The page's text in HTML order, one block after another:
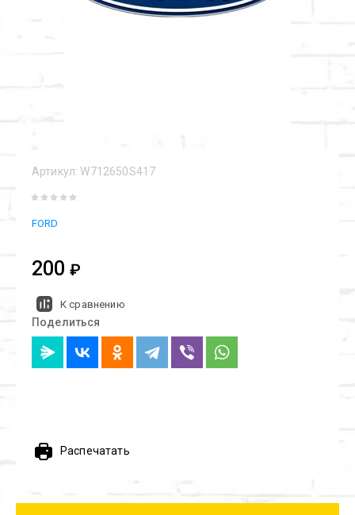
Артикул: W712650S417
FORD
200 ₽
К сравнению
Поделиться
Распечатать